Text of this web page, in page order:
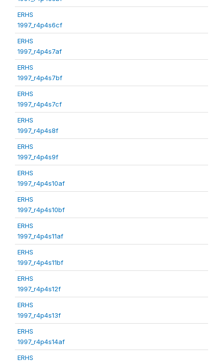
ERHS
1997_r4p4s6cf
ERHS
1997_r4p4s7af
ERHS
1997_r4p4s7bf
ERHS
1997_r4p4s7cf
ERHS
1997_r4p4s8f
ERHS
1997_r4p4s9f
ERHS
1997_r4p4s10af
ERHS
1997_r4p4s10bf
ERHS
1997_r4p4s11af
ERHS
1997_r4p4s11bf
ERHS
1997_r4p4s12f
ERHS
1997_r4p4s13f
ERHS
1997_r4p4s14af
ERHS